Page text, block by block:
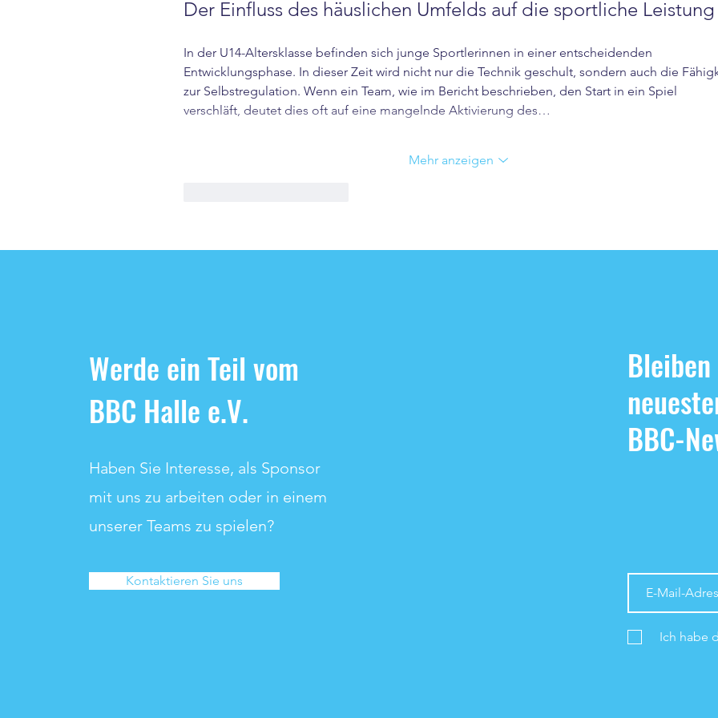
Der Einfluss des häuslichen Umfelds auf die sportliche Leistung
In der U14-Altersklasse befinden sich junge Sportlerinnen in einer entscheidenden
Entwicklungsphase. In dieser Zeit wird nicht nur die Technik geschult, sondern auch die
zur Selbstregulation. Wenn ein Team, wie im Bericht beschrieben, den Start in ein Spiel
verschläft, deutet dies oft auf eine mangelnde Aktivierung des…
Mehr anzeigen
Werde ein Teil vom
BBC Halle e.V.
Haben Sie Interesse, als Sponsor
mit uns zu arbeiten oder in einem
unserer Teams zu spielen?
Kontaktieren Sie uns
BBC-
Ich habe